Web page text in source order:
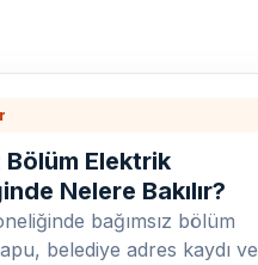
Bölüm Elektrik
Nelere Bakılır?
bağımsız bölüm
belediye adres kaydı ve